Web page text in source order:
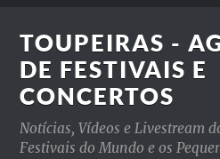
TOUPEIRAS -
DE FESTIVAIS E
CONCERTOS
Notícias, Vídeos e Livestream
Festivais do Mundo e os